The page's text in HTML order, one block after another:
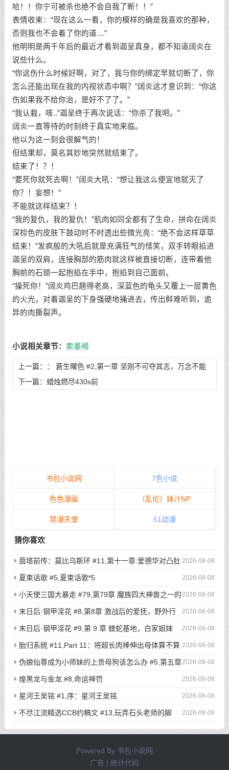
哈！！你宁可被杀也绝不会自我了断！！”
表情收束：“现在这么一看，你的模样的确是我喜欢的那种，
否则我也不会着了你的道…”
他明明是两千年后的最近才看到迦呈真身，都不知道阔炎在
说些什么。
“你这伤什么时候好啊，对了，我与你的绑定早就切断了，你
怎么还能出现在我的内视状态中啊？”阔炎这才意识到：“你这
伤如果我不给你治，是好不了了。”
“我认栽，咳..”迦呈终于再次说话：“你杀了我吧。”
阔炎一直等待的时刻终于真实地来临。
他以为这一刻会很解气的！
但结果却，莫名其妙地突然就结束了。
结束了！？！
“要死你就死去啊！”阔炎大吼：“想让我这么便宜地就灭了
你？！妄想！”
不能就这样结束？！
“我的复仇，我的复仇！”肌肉如同全都有了生命，拼命在阔炎
深棕色的皮肤下鼓动时不时透出些微光亮：“绝不会这样草草
结束！”发疯般的大吼后就是充满狂气的怪笑，双手转眼掐进
迦呈的双肩，连接胸部的筋肉就这样被直接切断，连带着他
胸前的石锁一起抱掐在手中，抱掐到自己面前。
“操死你！”阔炎鸡巴翘得老高，深蓝色的龟头又覆上一层黄色
的火光，对着迦呈的下身强硬地捅进去，传出鲜难听到，诡
异的肉撕裂声。
小说相关章节： 索墨褐
上一篇：： 蒼生曙色 #2,第一章 坚刚不可夺其志，万念不能
乱其心
下一篇： 蜡烛燃尽430s前
书包小说网 7色小说
色色漫画 （乱伦）妹汁NP
禁漫天堂 51动漫
猜你喜欢
2026-08-08
茵塔前传：莫比乌斯环 #11,第十一章:爱德华对凸肚
脐的温情玩弄，新的冒险启程
2026-08-08
夏束话歌 #5,夏束话歌*5
2026-08-08
小天使三国大暴走 #79,第79章 魔族四大神兽之一的
不死鸟登场，奇葩猎鸡小队被吓的屁滚尿流
2026-08-08
末日后·钢甲淫花 #8,第8章 激战后的爱抚，野外行
走与寸止高潮（2）
2026-08-08
末日后·钢甲淫花 #9,第 9 章 蝰蛇基地，白家姐妹
（1）
2026-08-08
胎归系统 #11,Part 11：将超长肉棒伸出母体算不算
是一种扶她化？
2026-08-08
伪娘仙尊成为小师妹的上贡母狗该怎么办 #5,第五章
驯兽大阵！被刻下奴隶烙印的话，就再也没有翻盘的希望了吧？
2026-08-08
煌黑龙与金龙 #8,命运神罚
2026-08-08
星河王吴铭 #1,序：星河王吴铭
2026-08-08
不尽江流精选CCB约稿文 #13,玩弄石头老师的脚
爪，然后在黑丝爪穴与小穴里面各来一发吧（无偿）
Powered By 书包小说网
广告 | 统计代码